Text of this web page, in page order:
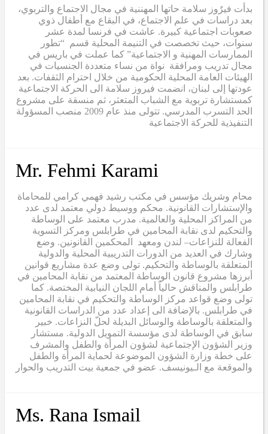
بدأت فيرٌوز سلامة حاتها المهننية في مجال الاجتماع والتربوي،
بعد دراسات في علم الاجتماع، في البقاع مع أطفال ذوي
صعوبات اجتماعية كبيرة. عاشت في فرنسا لمدة عشر
سنوات، حيث تخصصت في التنيمة المحلية قسم “تطور
الممارسات المهنية و الاجتماعية” كما عملت في باريس في
مجال تدريب ومرافقة نواة من نساء متعددة الجنسيات في
الهيئات العامة المحلية الحكومية من خلال احترام الثقفات. بعد
عودتها إلى لبنان، انضمت فيروز سلامة الى الحركة الاجتماعية
كمستشارة تربوية مع الشباب المتعثر، ثم منسقة على مشروع
الحد التسرب المدرسي. تتولى منذ عام 2009 منصب المسؤولة
التنفيذية للحركة الاجتماعية
Mr. Fehmi Karami
محام وشريك مؤسس في مكتب رشيد فهمي كرامي للمحاماة
والإستشارات القانونية. محكم ووسيط دولي معتمد لدى عدد
من المراكز المحلية والعالمية. مدرب معتمد على الوساطة
والتحكيم لدى نقابة المحامين في طرابلس ومركز التسوية
الفعالة للنزاعات– لندن ومعهد المحكمين القانونين. وضع
وشارك في العديد من الدورات التدريبية المحلية والدولية
المتعلقة بالوساطة والتحكيم. تولى وضع عدة مشاريع قوانين
أبرزها مشروع قانون الوساطة المعتمد من نقابة المحامين في
طرابلس والمناقش حالياً أمام اللجان النيابية المختصة. كما
تولى وضع قواعد مركز الوساطة والتحكيم في نقابة المحامين
في طرابلس. بالإضافة الى إعداد عدد من الدراسات القانونية
والمتعلقة بالوساطة والوسائل البديلة لحلّ النزاعات. خبير
سابق في الوساطة لدى مؤسسة التمويل الدولية. مستشار
وزير الشؤون الإجتماعية لشؤون المرأة والطفل والمشرف
على خطة وزارة الشؤون الموضوعة لحماية المرأة والطفل
والموقعة مع الـيونيسف. عضو في جمعية بيت التدريب والحوار
Ms. Rana Ismail